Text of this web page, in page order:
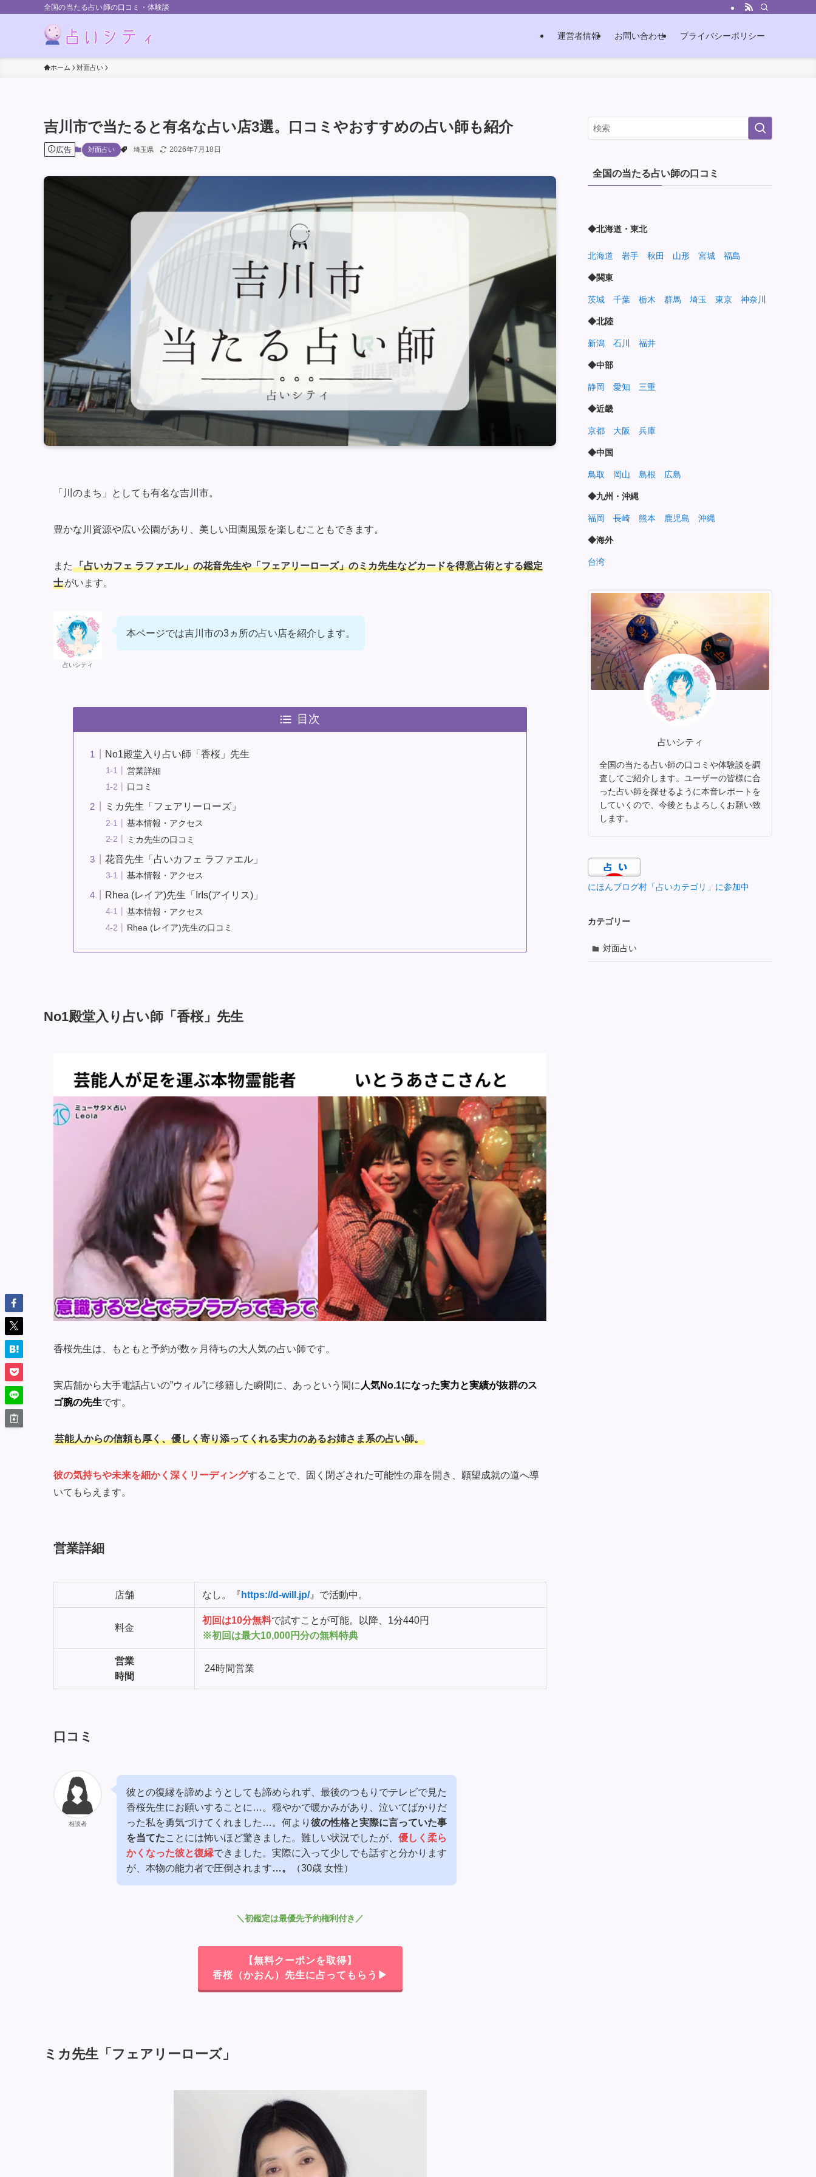
全国の当たる占い師の口コミ・体験談
運営者情報 お問い合わせ プライバシーポリシー
ホーム 対面占い
吉川市で当たると有名な占い店3選。口コミやおすすめの占い師も紹介
広告 対面占い 埼玉県 2026年7月18日
「川のまち」としても有名な吉川市。
豊かな川資源や広い公園があり、美しい田園風景を楽しむこともできます。
また 「占いカフェ ラファエル」の花音先生や「フェアリーローズ」のミカ先生などカードを得意占術とする鑑定
士がいます。
占いシティ
本ページでは吉川市の3ヵ所の占い店を紹介します。
目次
No1殿堂入り占い師「香桜」先生
営業詳細
口コミ
ミカ先生「フェアリーローズ」
基本情報・アクセス
ミカ先生の口コミ
花音先生「占いカフェ ラファエル」
基本情報・アクセス
Rhea (レイア)先生「IrIs(アイリス)」
基本情報・アクセス
Rhea (レイア)先生の口コミ
No1殿堂入り占い師「香桜」先生
香桜先生は、もともと予約が数ヶ月待ちの大人気の占い師です。
実店舗から大手電話占いの”ウィル”に移籍した瞬間に、あっという間に 人気No.1になった実力と実績が抜群のス
ゴ腕の先生です。
芸能人からの信頼も厚く、優しく寄り添ってくれる実力のあるお姉さま系の占い師。
彼の気持ちや未来を細かく深くリーディングすることで、固く閉ざされた可能性の扉を開き、願望成就の道へ導
いてもらえます。
営業詳細
店舗 なし。『 https://d-will.jp/』で活動中。
料金
初回は10分無料で試すことが可能。以降、1分440円
※初回は最大10,000円分の無料特典
営業
時間
24時間営業
口コミ
相談者
彼との復縁を諦めようとしても諦められず、最後のつもりでテレビで見た
香桜先生にお願いすることに…。穏やかで暖かみがあり、泣いてばかりだ
った私を勇気づけてくれました…。何より 彼の性格と実際に言っていた事
を当てたことには怖いほど驚きました。難しい状況でしたが、 優しく柔ら
かくなった彼と復縁できました。実際に入って少しでも話すと分かります
が、本物の能力者で圧倒されます…。 （30歳 女性）
＼初鑑定は最優先予約権利付き ／
【無料クーポンを取得】
香桜（かおん）先生に占ってもらう▶
ミカ先生「フェアリーローズ」
全国の当たる占い師の口コミ
◆北海道・東北
北海道 岩手 秋田 山形 宮城 福島
◆関東
茨城 千葉 栃木 群馬 埼玉 東京 神奈川
◆北陸
新潟 石川 福井
◆中部
静岡 愛知 三重
◆近畿
京都 大阪 兵庫
◆中国
鳥取 岡山 島根 広島
◆九州・沖縄
福岡 長崎 熊本 鹿児島 沖縄
◆海外
台湾
占いシティ
全国の当たる占い師の口コミや体験談を調
査してご紹介します。ユーザーの皆様に合
った占い師を探せるように本音レポートを
していくので、今後ともよろしくお願い致
します。
にほんブログ村「占いカテゴリ」に参加中
カテゴリー
対面占い